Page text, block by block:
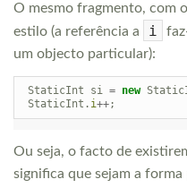
O mesmo fragmento, com
estilo (a referência a
i
um objecto particular):
StaticInt si = new
StaticInt . i++;
Ou seja, o facto de
significa que sejam a